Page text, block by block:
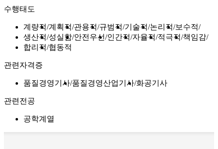
수행태도
계량적 계획적 관용적 규범적 기술적 논리적 보수적
생산적 성실함 안전우선 인간적 자율적 적극적 책임감
합리적 협동적
관련자격증
품질경영기사 품질경영산업기사 화공기사
관련전공
공학계열